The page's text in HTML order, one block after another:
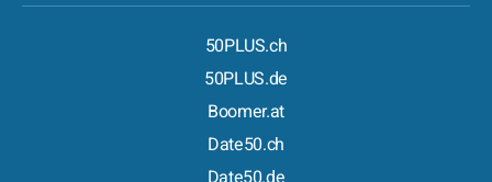
50PLUS.ch
50PLUS.de
Boomer.at
Date50.ch